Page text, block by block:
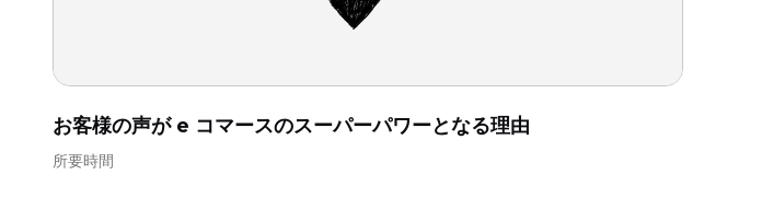
お客様の声が e コマースのスーパーパワーとなる理由
所要時間